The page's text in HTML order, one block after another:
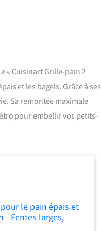
« Cuisinart Grille-pain 2
et les bagels. Grâce à ses
Sa remontée maximale
pour embellir vos petits-
le pain épais et
- Fentes larges,